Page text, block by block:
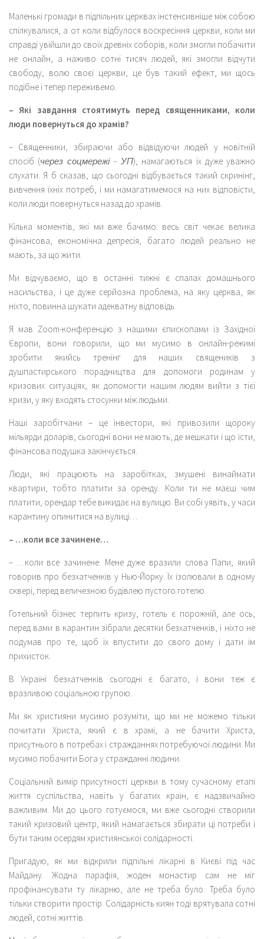
Маленькі громади в підпільних церквах інстенсивніше між собою
спілкувалися, а от коли відбулося воскресіння церкви, коли ми
справді увійшли до своїх древніх соборів, коли змогли побачити
не онлайн, а наживо сотні тисяч людей, які змогли відчути
свободу, волю своєї церкви, це був такий ефект, ми щось
подібне і тепер переживемо.
– Які завдання стоятимуть перед священниками, коли
люди повернуться до храмів?
– Священники, збираючи або відвідуючи людей у новітній
спосіб (через соцмережі – УП), намагаються їх дуже уважно
слухати. Я б сказав, що сьогодні відбувається такий скринінг,
вивчення їхніх потреб, і ми намагатимемося на них відповісти,
коли люди повернуться назад до храмів.
Кілька моментів, які ми вже бачимо: весь світ чекає велика
фінансова, економічна депресія, багато людей реально не
мають, за що жити.
Ми відчуваємо, що в останні тижні є спалах домашнього
насильства, і це дуже серйозна проблема, на яку церква, як
ніхто, повинна шукати адекватну відповідь.
Я мав Zoom-конференцію з нашими єпископами із Західної
Європи, вони говорили, що ми мусимо в онлайн-режимі
зробити якийсь тренінг для наших священиків з
душпастирського порадництва для допомоги родинам у
кризових ситуаціях, як допомогти нашим людям вийти з тієї
кризи, у яку входять стосунки між людьми.
Наші заробітчани – це інвестори, які привозили щороку
мільярди доларів, сьогодні вони не мають, де мешкати і що їсти,
фінансова подушка закінчується.
Люди, які працюють на заробітках, змушені винаймати
квартири, тобто платити за оренду. Коли ти не маєш чим
платити, орендар тебе викидає на вулицю. Ви собі уявіть, у часи
карантину опинитися на вулиці…
– …коли все зачинене…
– …коли все зачинене. Мене дуже вразили слова Папи, який
говорив про безхатченків у Нью-Йорку. Їх ізолювали в одному
сквері, перед величезною будівлею пустого готелю.
Готельний бізнес терпить кризу, готель є порожній, але ось,
перед вами в карантин зібрали десятки безхатченків, і ніхто не
подумав про те, щоб їх впустити до свого дому і дати їм
прихисток.
В Україні безхатченків сьогодні є багато, і вони теж є
вразливою соціальною групою.
Ми як християни мусимо розуміти, що ми не можемо тільки
почитати Христа, який є в храмі, а не бачити Христа,
присутнього в потребах і стражданнях потребуючої людини. Ми
мусимо побачити Бога у стражданні людини.
Соціальний вимір присутності церкви в тому сучасному етапі
життя суспільства, навіть у багатих країн, є надзвичайно
важливим. Ми до цього готуємося, ми вже сьогодні створили
такий кризовий центр, який намагається збирати ці потреби і
бути таким осердям християнської солідарності.
Пригадую, як ми відкрили підпільні лікарні в Києві під час
Майдану. Жодна парафія, жоден монастир сам не міг
профінансувати ту лікарню, але не треба було. Треба було
тільки створити простір. Солідарність киян тоді врятувала сотні
людей, сотні життів.